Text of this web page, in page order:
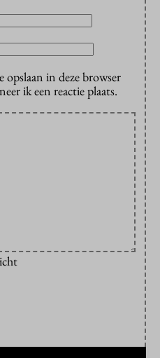
in deze browser
ik een reactie plaats.